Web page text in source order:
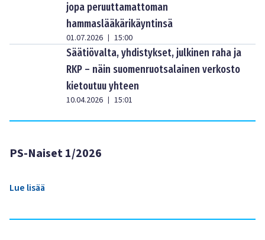
jopa peruuttamattoman
hammaslääkärikäyntinsä
01.07.2026 | 15:00
Säätiövalta, yhdistykset, julkinen raha ja
RKP – näin suomenruotsalainen verkosto
kietoutuu yhteen
10.04.2026 | 15:01
PS-Naiset 1/2026
Lue lisää